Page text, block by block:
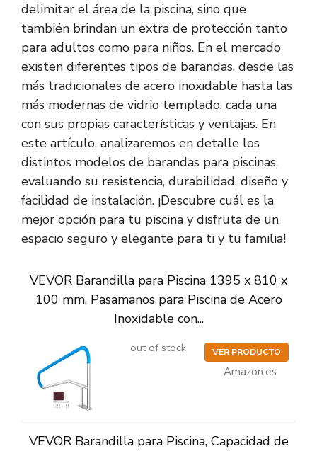
delimitar el área de la piscina, sino que
también brindan un extra de protección tanto
para adultos como para niños. En el mercado
existen diferentes tipos de barandas, desde las
más tradicionales de acero inoxidable hasta las
más modernas de vidrio templado, cada una
con sus propias características y ventajas. En
este artículo, analizaremos en detalle los
distintos modelos de barandas para piscinas,
evaluando su resistencia, durabilidad, diseño y
facilidad de instalación. ¡Descubre cuál es la
mejor opción para tu piscina y disfruta de un
espacio seguro y elegante para ti y tu familia!
VEVOR Barandilla para Piscina 1395 x 810 x
100 mm, Pasamanos para Piscina de Acero
Inoxidable con...
out of stock VER PRODUCTO
Amazon.es
VEVOR Barandilla para Piscina, Capacidad de